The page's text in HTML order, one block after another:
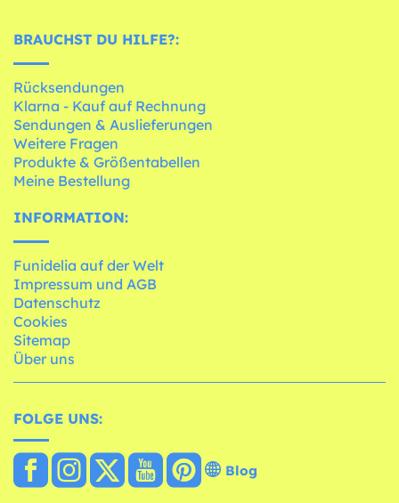
BRAUCHST DU HILFE?:
Rücksendungen
Klarna - Kauf auf Rechnung
Sendungen & Auslieferungen
Weitere Fragen
Produkte & Größentabellen
Meine Bestellung
INFORMATION:
Funidelia auf der Welt
Impressum und AGB
Datenschutz
Cookies
Sitemap
Über uns
FOLGE UNS:
Blog